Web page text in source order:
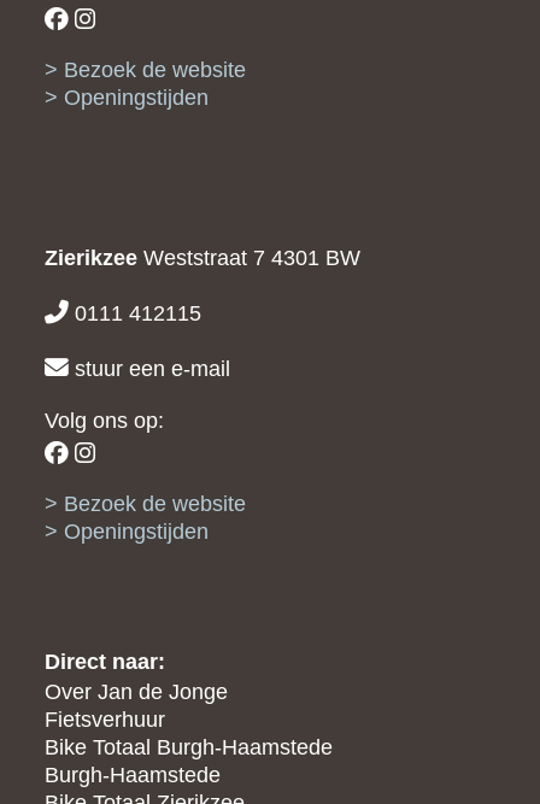
Bezoek de website
Openingstijden
Zierikzee Weststraat 7 4301 BW
0111 412115
stuur een e-mail
Volg ons op:
Bezoek de website
Openingstijden
Direct naar:
Over Jan de Jonge
Fietsverhuur
Bike Totaal Burgh-Haamstede
Burgh-Haamstede